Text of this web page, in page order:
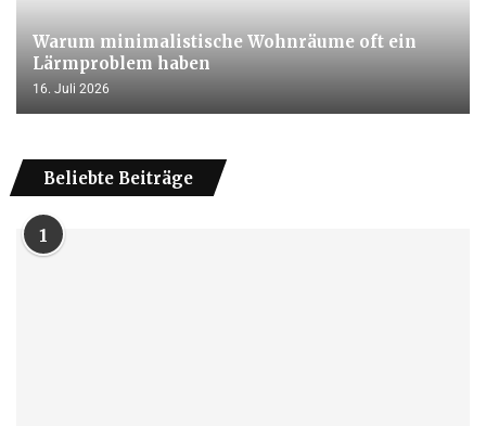
Warum minimalistische Wohnräume oft ein
Lärmproblem haben
16. Juli 2026
Beliebte Beiträge
1